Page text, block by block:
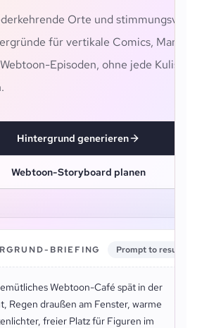
Orte und stimmungsvolle
für vertikale Comics, Manga-
Episoden, ohne jede Kulisse
Hintergrund generieren
Webtoon-Storyboard planen
BRIEFING Prompt to result
Webtoon-Café spät in der
Regen draußen am Fenster, warme
freier Platz für Figuren im